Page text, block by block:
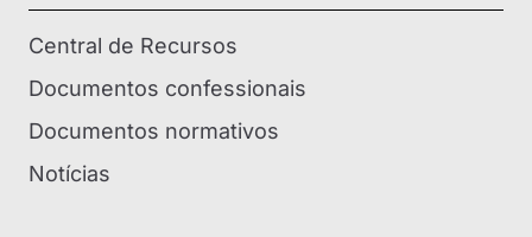
Central de Recursos
Documentos confessionais
Documentos normativos
Notícias